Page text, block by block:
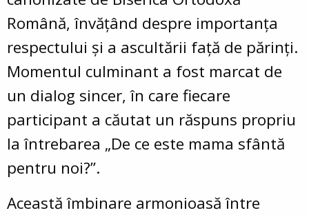
Română, învățând despre importanța
respectului și a ascultării față de părinți.
Momentul culminant a fost marcat de
un dialog sincer, în care fiecare
participant a căutat un răspuns propriu
la întrebarea „De ce este mama sfântă
pentru noi?”.
Această îmbinare armonioasă între